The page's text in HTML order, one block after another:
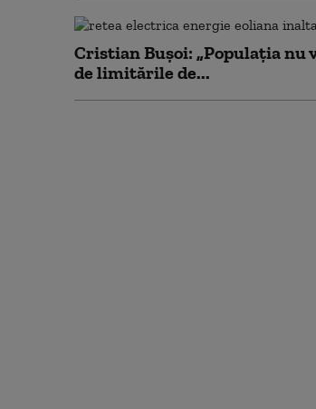
Cristian Bușoi: „Populația nu
de limitările de...